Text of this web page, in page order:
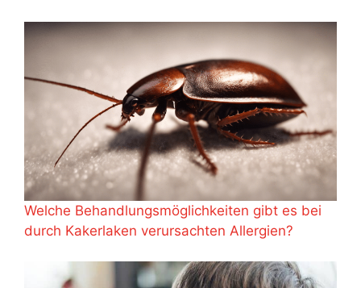
Welche Behandlungsmöglichkeiten gibt es bei
durch Kakerlaken verursachten Allergien?